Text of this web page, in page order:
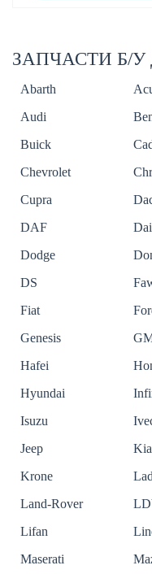
ЗАПЧАСТИ Б/
Abarth
Audi
Buick
Chevrolet
Cupra
DAF
Dodge
DS
Fiat
Genesis
Hafei
Hyundai
Isuzu
Jeep
Kia
Krone
Land-Rover
Lifan
Maserati